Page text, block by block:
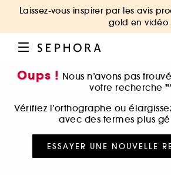
Laissez-vous inspirer par les avis
gold en vidéo
Oups ! Nous n’avons pas
votre recherche
Vérifiez l’orthographe ou
avec des termes plus
ESSAYER UNE NOUVELLE